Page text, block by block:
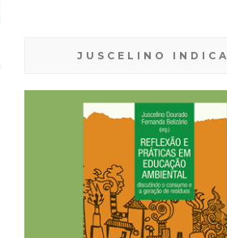
JUSCELINO INDICA